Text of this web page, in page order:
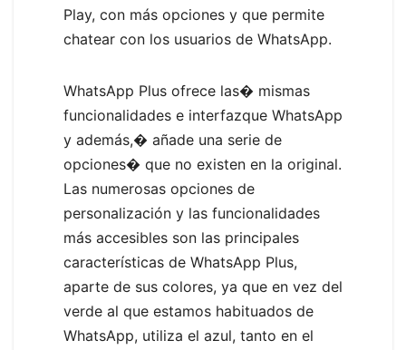
Play, con más opciones y que permite
chatear con los usuarios de WhatsApp.
WhatsApp Plus ofrece las� mismas
funcionalidades e interfazque WhatsApp
y además,� añade una serie de
opciones� que no existen en la original.
Las numerosas opciones de
personalización y las funcionalidades
más accesibles son las principales
características de WhatsApp Plus,
aparte de sus colores, ya que en vez del
verde al que estamos habituados de
WhatsApp, utiliza el azul, tanto en el